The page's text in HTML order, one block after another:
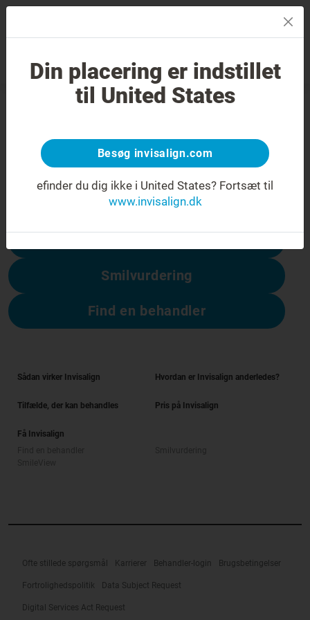
Smilvurdering Find en behandler
404-fejl
Få vendt smilet om
Denne side er ikke tilgængelig, men andre
Smilvurdering
Find en behandler
Sådan virker Invisalign Hvordan er Invisalign anderledes?
Tilfælde, der kan behandles Pris på Invisalign
Få Invisalign
Ofte stillede spørgsmål Karrierer Behandler-login Brugsbetingelser
Fortrolighedspolitik Data Subject Request
Digital Services Act Request
Din placering er indstillet
til United States
Besøg invisalign.com
efinder du dig ikke i United States? Fortsæt til
www.invisalign.dk